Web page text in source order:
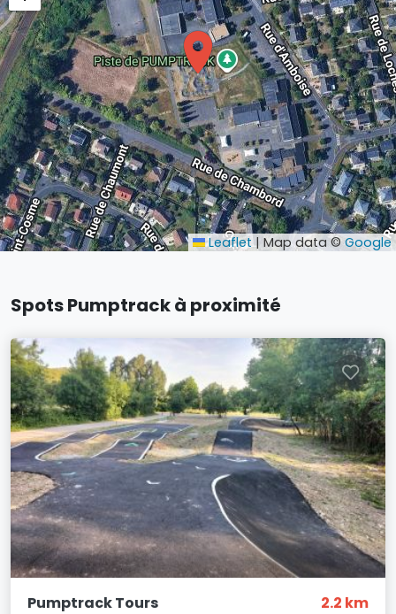
Leaflet | Map data ©Google
Spots Pumptrack à proximité
Pumptrack Tours 2.2 km